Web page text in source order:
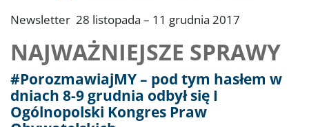
Newsletter 28 listopada – 11 grudnia 2017
NAJWAŻNIEJSZE SPRAWY
#PorozmawiajMY – pod tym hasłem w
dniach 8-9 grudnia odbył się I
Ogólnopolski Kongres Praw